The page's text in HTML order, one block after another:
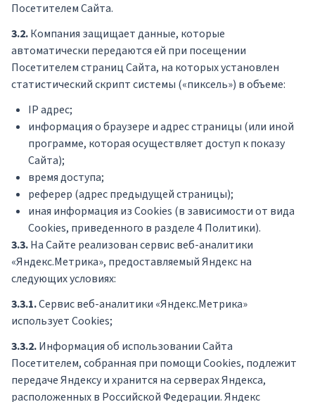
Посетителем Сайта.
3.2.Компания защищает данные, которые
автоматически передаются ей при посещении
Посетителем страниц Сайта, на которых установлен
статистический скрипт системы («пиксель») в объеме:
IP адрес;
информация о браузере и адрес страницы (или иной
программе, которая осуществляет доступ к показу
Сайта);
время доступа;
реферер (адрес предыдущей страницы);
иная информация из Cookies (в зависимости от вида
Cookies, приведенного в разделе 4 Политики).
3.3.На Сайте реализован сервис веб-аналитики
«Яндекс.Метрика», предоставляемый Яндекс на
следующих условиях:
3.3.1.Сервис веб-аналитики «Яндекс.Метрика»
использует Cookies;
3.3.2.Информация об использовании Сайта
Посетителем, собранная при помощи Cookies, подлежит
передаче Яндексу и хранится на серверах Яндекса,
расположенных в Российской Федерации. Яндекс